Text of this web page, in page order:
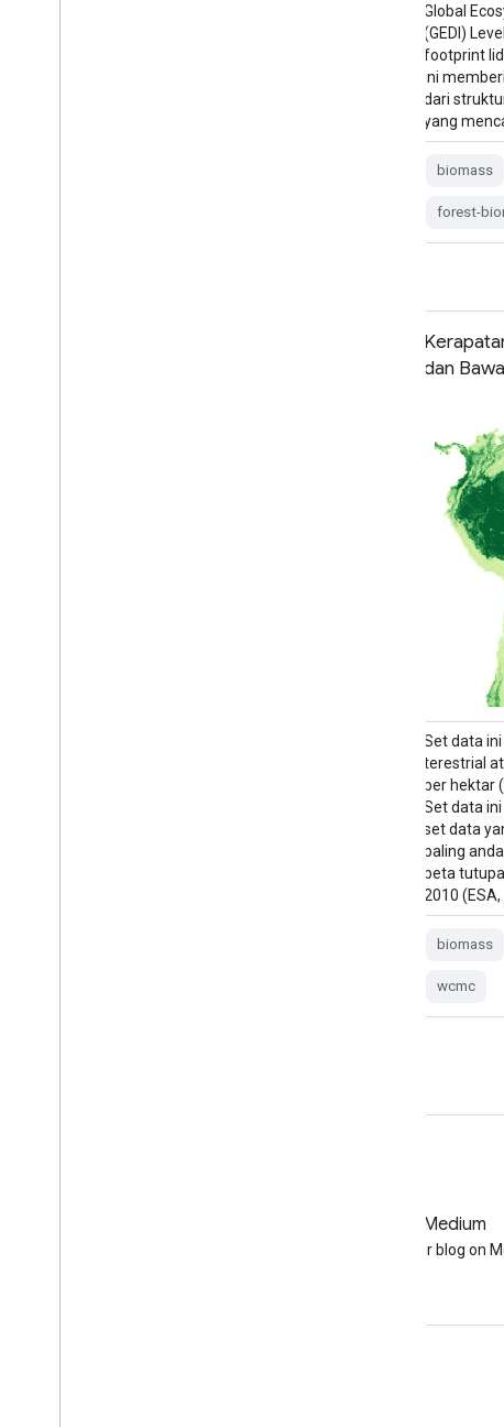
Global
(GEDI)
footprint
ini
dari
yang
biomass
forest-
dan
Set data
terestrial
per hektar
Set data
set data
paling
peta
2010 (ESA,
biomass
wcmc
Medium
Follow our blog on